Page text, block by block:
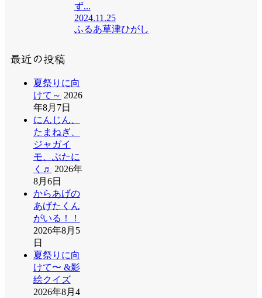
ず...
2024.11.25
ふるあ草津ひがし
最近の投稿
夏祭りに向
けて～ 2026
年8月7日
にんじん、
たまねぎ、
ジャガイ
モ、ぶたに
く♬
2026年
8月6日
からあげの
あげたくん
がいる！！
2026年8月5
日
夏祭りに向
けて〜 &影
絵クイズ
2026年8月4